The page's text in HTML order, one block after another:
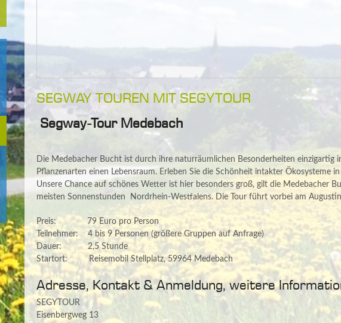
SEGWAY TOUREN MIT SEGYTOUR
Segway-Tour Medebach
Die Medebacher Bucht ist durch ihre naturräumlichen Besonderheiten
Pflanzenarten einen Lebensraum. Erleben Sie die Schönheit intakter Ökosysteme
Unsere Chance auf schönes Wetter ist hier besonders groß, gilt die Medebacher
meisten Sonnenstunden Nordrhein-Westfalens. Die Tour führt vorbei am
Preis: 79 Euro pro Person
Teilnehmer: 4 bis 9 Personen (größere Gruppen auf Anfrage)
Dauer: 2,5 Stunde
Startort: Reisemobil Stellplatz, 59964 Medebach
Adresse, Kontakt & Anmeldung, weitere
SEGYTOUR
Eisenbergweg 13